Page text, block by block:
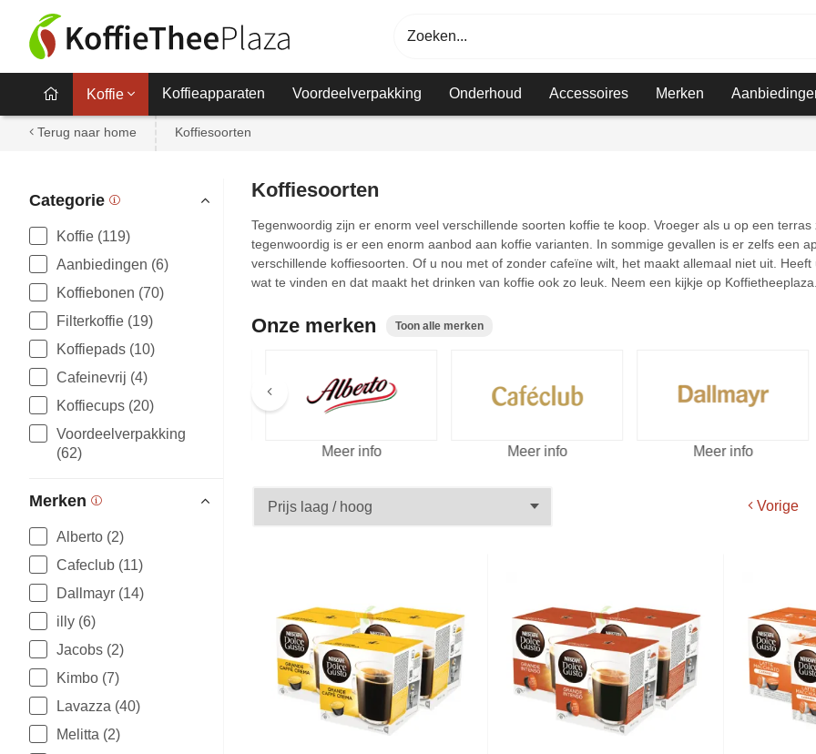
Zoeken...
Koffie Koffieapparaten Voordeelverpakking Onderhoud Accessoires Merken
Terug naar home Koffiesoorten
Categorie
Koffie (119)
Aanbiedingen (6)
Koffiebonen (70)
Filterkoffie (19)
Koffiepads (10)
Cafeinevrij (4)
Koffiecups (20)
Voordeelverpakking
(62)
Merken
Alberto (2)
Cafeclub (11)
Dallmayr (14)
illy (6)
Jacobs (2)
Kimbo (7)
Lavazza (40)
Melitta (2)
Koffiesoorten
Tegenwoordig zijn er enorm veel verschillende soorten koffie te koop. Vroeger als u op een
tegenwoordig is er een enorm aanbod aan koffie varianten. In sommige gevallen is er zelfs een
verschillende koffiesoorten. Of u nou met of zonder cafeïne wilt, het maakt allemaal niet uit.
wat te vinden en dat maakt het drinken van koffie ook zo leuk. Neem een kijkje op
Onze merken Toon alle merken
Meer info Meer info Meer info
Vorige